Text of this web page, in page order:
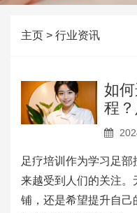
主页 > 行业资讯
如
程
足疗培训作为学习足
来越受到人们的关注
铺，还是希望提升自己